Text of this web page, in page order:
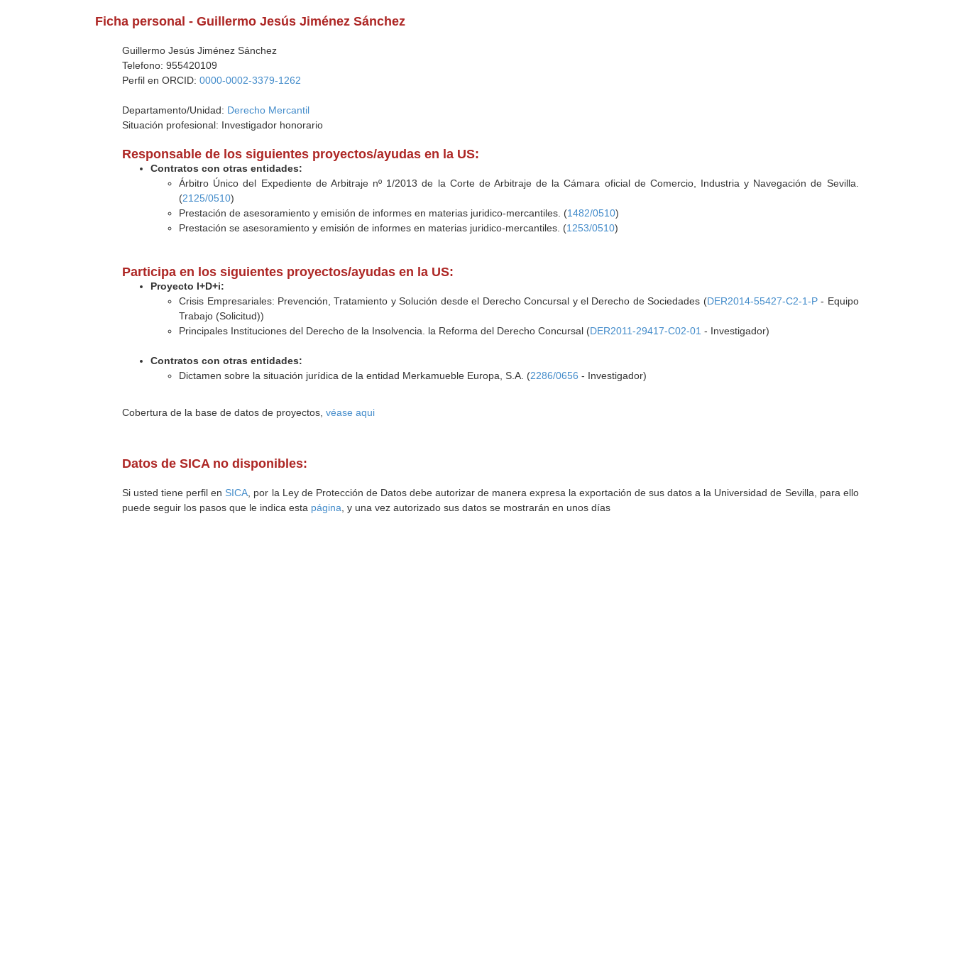
Ficha personal - Guillermo Jesús Jiménez Sánchez
Guillermo Jesús Jiménez Sánchez
Telefono: 955420109
Perfil en ORCID:0000-0002-3379-1262
Departamento/Unidad: Derecho Mercantil
Situación profesional: Investigador honorario
Responsable de los siguientes proyectos/ayudas en la US:
Contratos con otras entidades:
Árbitro Único del Expediente de Arbitraje nº 1/2013 de la Corte de Arbitraje de la Cámara oficial de Comercio, Industria y Navegación de Sevilla.
(2125/0510)
Prestación de asesoramiento y emisión de informes en materias juridico-mercantiles. (1482/0510)
Prestación se asesoramiento y emisión de informes en materias juridico-mercantiles. (1253/0510)
Participa en los siguientes proyectos/ayudas en la US:
Proyecto I+D+i:
Crisis Empresariales: Prevención, Tratamiento y Solución desde el Derecho Concursal y el Derecho de Sociedades (DER2014-55427-C2-1-P- Equipo
Trabajo (Solicitud))
Principales Instituciones del Derecho de la Insolvencia. la Reforma del Derecho Concursal (DER2011-29417-C02-01 - Investigador)
Contratos con otras entidades:
Dictamen sobre la situación jurídica de la entidad Merkamueble Europa, S.A. (2286/0656 - Investigador)
Cobertura de la base de datos de proyectos,véase aqui
Datos de SICA no disponibles:
Si usted tiene perfil en SICA , por la Ley de Protección de Datos debe autorizar de manera expresa la exportación de sus datos a la Universidad de Sevilla, para ello
puede seguir los pasos que le indica esta página , y una vez autorizado sus datos se mostrarán en unos días